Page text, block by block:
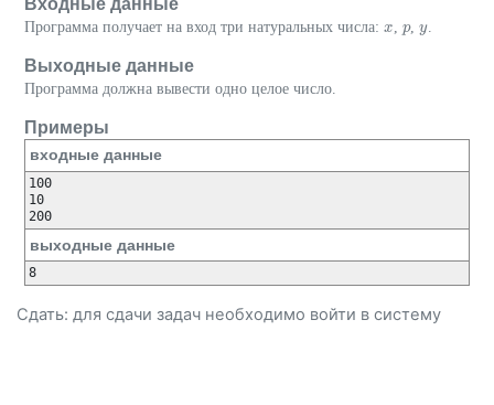
Программа получает на вход три натуральных числа: x
x p
p,y
y.
Выходные данные
Программа должна вывести одно целое число.
Примеры
входные данные
100
10
выходные данные
Сдать: для сдачи задач необходимо войти в систему